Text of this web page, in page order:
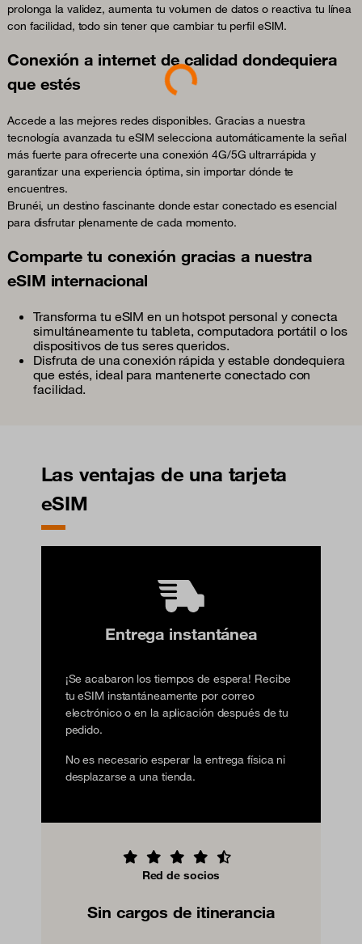
prolonga la validez, aumenta tu volumen de datos o reactiva tu línea
con facilidad, todo sin tener que cambiar tu perfil eSIM.
Conexión a internet de calidad dondequiera
que estés
Accede a las mejores redes disponibles. Gracias a nuestra
tecnología avanzada tu eSIM selecciona automáticamente la señal
más fuerte para ofrecerte una conexión 4G/5G ultrarrápida y
garantizar una experiencia óptima, sin importar dónde te
encuentres.
Brunéi, un destino fascinante donde estar conectado es esencial
para disfrutar plenamente de cada momento.
Comparte tu conexión gracias a nuestra
eSIM internacional
Transforma tu eSIM en un hotspot personal y conecta
simultáneamente tu tableta, computadora portátil o los
dispositivos de tus seres queridos.
Disfruta de una conexión rápida y estable dondequiera
que estés, ideal para mantenerte conectado con
facilidad.
Las ventajas de una tarjeta
eSIM
Entrega instantánea
¡Se acabaron los tiempos de espera! Recibe
tu eSIM instantáneamente por correo
electrónico o en la aplicación después de tu
pedido.
No es necesario esperar la entrega física ni
desplazarse a una tienda.
Red de socios
Sin cargos de itinerancia
Loading...